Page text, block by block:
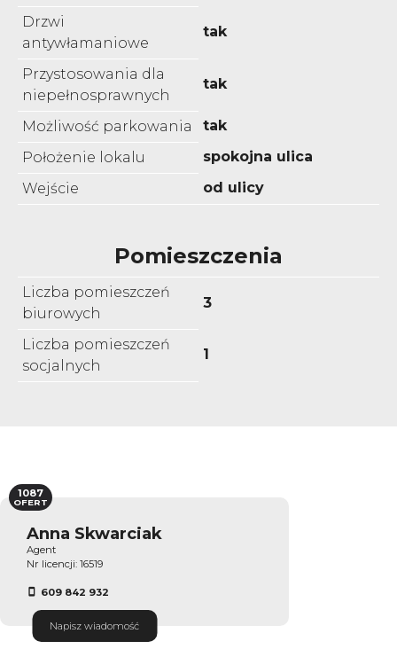
Drzwi
antywłamaniowe
tak
Przystosowania dla
niepełnosprawnych
tak
Możliwość parkowania
tak
Położenie lokalu
spokojna ulica
Wejście
od ulicy
Pomieszczenia
Liczba pomieszczeń
biurowych
3
Liczba pomieszczeń
socjalnych
1
Anna Skwarciak
Agent
Nr licencji: 16519
609 842 932
Napisz wiadomość
1087
OFERT